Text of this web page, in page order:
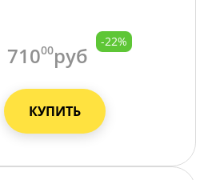
71000руб
-22%
КУПИТЬ